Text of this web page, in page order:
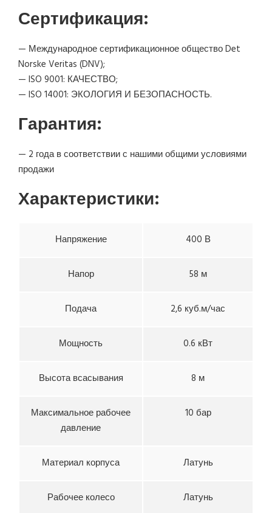
Сертификация:
— Международное сертификационное общество Det
Norske Veritas (DNV);
— ISO 9001: КАЧЕСТВО;
— ISO 14001: ЭКОЛОГИЯ И БЕЗОПАСНОСТЬ.
Гарантия:
— 2 года в соответствии с нашими общими условиями
продажи
Характеристики:
Напряжение 400 В
Напор 58 м
Подача 2,6 куб.м/час
Мощность 0.6 кВт
Высота всасывания 8 м
Максимальное рабочее
давление
10 бар
Материал корпуса Латунь
Рабочее колесо Латунь